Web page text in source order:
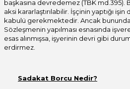
başkasına devredemez (TBK
aksi kararlaştırılabilir. İşçinin yaptığı
kabulü gerekmektedir. Ancak bununda
Sözleşmenin yapılması esnasında
esas alınmışsa, işyerinin devri gibi
erdirmez.
Sadakat Borcu Nedir?